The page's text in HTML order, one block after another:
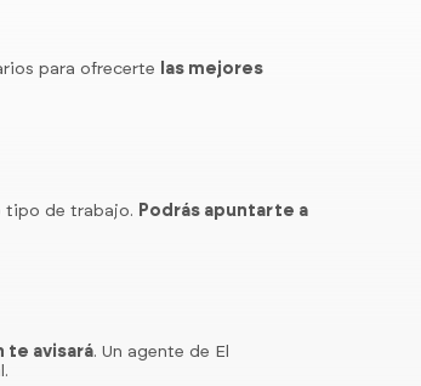
para ofrecerte
las mejores
tipo de trabajo. Podrás apuntarte a
te avisará. Un agente de El